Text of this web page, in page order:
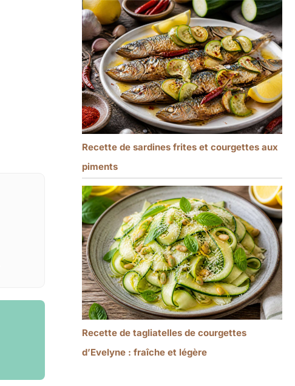
Recette de sardines frites et courgettes aux
piments
Recette de tagliatelles de courgettes
d’Evelyne : fraîche et légère